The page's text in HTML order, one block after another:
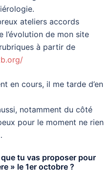
ateliers accords
l’évolution de mon site
à partir de
en cours, il me tarde d’en
notamment du côté
pour le moment ne rien
tu vas proposer pour
» le 1er octobre ?